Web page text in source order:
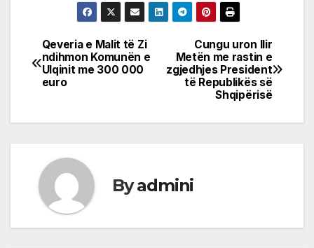
Post
navigation
Cungu uron Ilir
Metën me rastin e
zgjedhjes President
të Republikës së
Shqipërisë
Qeveria e Malit të Zi
ndihmon Komunën e
Ulqinit me 300 000
euro
Byadmini